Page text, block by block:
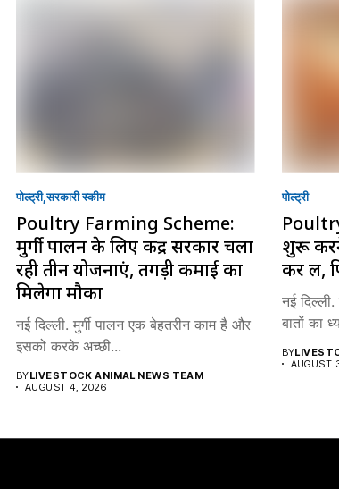
पोल्ट्री सरकारी स्की‍म
Poultry Farming Scheme:
मुर्गी पालन के लिए केंद्र सरकार चला
रही तीन योजनाएं, तगड़ी कमाई का
मिलेगा मौका
नई दिल्ली. मुर्गी पालन एक बेहतरीन काम है और
इसको करके अच्छी...
BYLIVESTOCK ANIMAL NEWS TEAM
AUGUST 4, 2026
पोल्ट्री
शुरू
कर लें,
नई
बातों का
BY
AUGUST